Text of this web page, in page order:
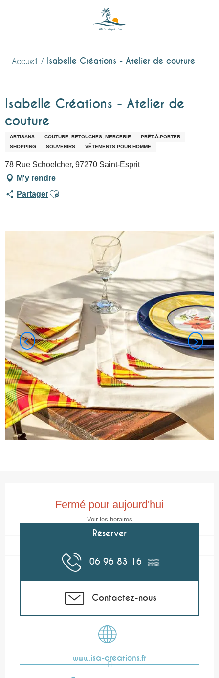
Accueil Isabelle Créations - Atelier de couture
Isabelle Créations - Atelier de
couture
ARTISANS COUTURE, RETOUCHES, MERCERIE
PRÊT-À-PORTER
SHOPPING
SOUVENIRS VÊTEMENTS POUR HOMME
78 Rue Schoelcher, 97270 Saint-Esprit
M'y rendre
PartagerAjouter aux favoris
Fermé pour aujourd'hui
Voir les horaires
Réserver
06 96 83 16 ▒▒
Contactez-nous
www.isa-creations.fr